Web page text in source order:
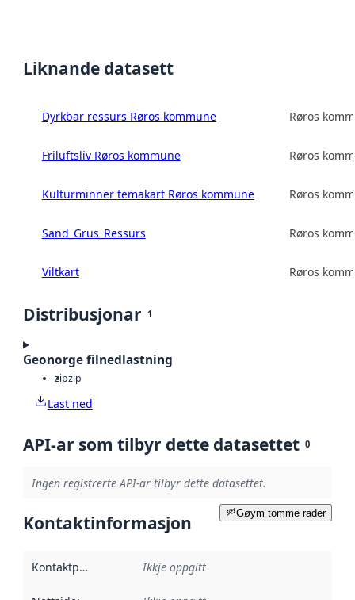
Liknande datasett
Dyrkbar ressurs Røros kommune Røros
Friluftsliv Røros kommune Røros
Kulturminner temakart Røros kommune Røros
Sand_Grus_Ressurs Røros
Viltkart Røros
Distribusjonar 1
Geonorge filnedlastning
zipzip
Last ned
API-ar som tilbyr dette datasettet 0
Ingen registrerte API-ar tilbyr dette datasettet.
Gøym tomme rader
Kontaktinformasjon
Kontaktpunkt Ikkje oppgitt